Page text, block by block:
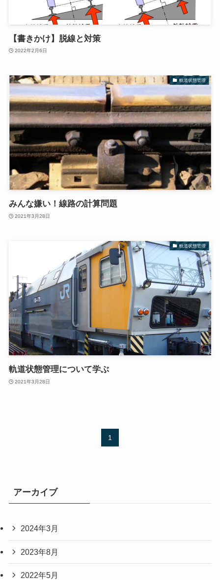
【書きかけ】脱線と対策
2022年2月6日
軌道状態管理
みんな嫌い！線路の計算問題
2021年3月28日
軌道状態管理
軌道状態管理について学ぶ
2021年3月28日
1
アーカイブ
2024年3月
2023年8月
2022年5月